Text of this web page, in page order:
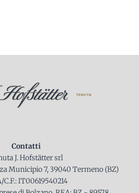
Contatti
J. Hofstätter srl
Municipio 7, 39040 Termeno (BZ)
C.F.: IT00619540214